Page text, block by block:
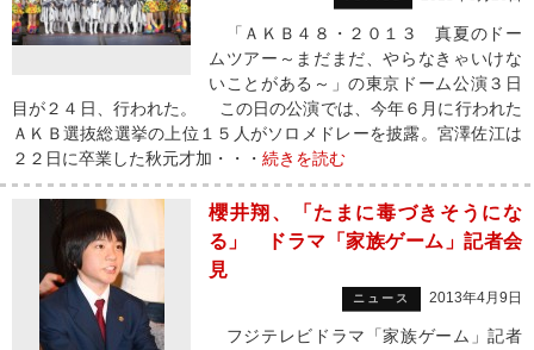
「ＡＫＢ４８・２０１３ 真夏のドー
ムツアー～まだまだ、やらなきゃいけな
いことがある～」の東京ドーム公演３日
目が２４日、行われた。 この日の公演では、今年６月に行われた
ＡＫＢ選抜総選挙の上位１５人がソロメドレーを披露。宮澤佐江は
２２日に卒業した秋元才加・・・ 続きを読む
櫻井翔、「たまに毒づきそうにな
る」 ドラマ「家族ゲーム」記者会
見
ニュース 2013年4月9日
フジテレビドラマ「家族ゲーム」記者